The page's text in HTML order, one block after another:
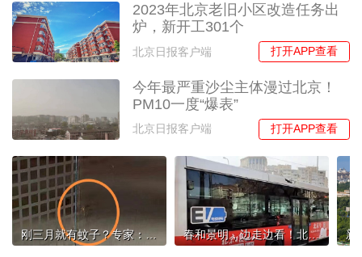
2023年北京老旧小区改造任务出
炉，新开工301个
北京日报客户端 打开APP查看
今年最严重沙尘主体漫过北京！
PM10一度“爆表”
北京日报客户端 打开APP查看
刚三月就有蚊子？专家：天气暖得早，“越冬蚊”苏醒了 春和景明，边走边看！北京日报报业集团融媒体产品“开车上路”！